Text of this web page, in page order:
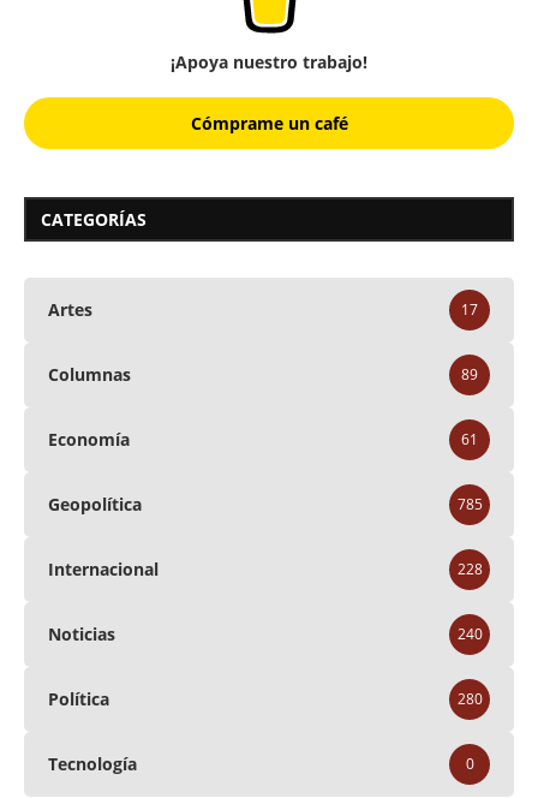
¡Apoya nuestro trabajo!
Cómprame un café
CATEGORÍAS
Artes 17
Columnas 89
Economía 61
Geopolítica 785
Internacional 228
Noticias 240
Política 280
Tecnología 0